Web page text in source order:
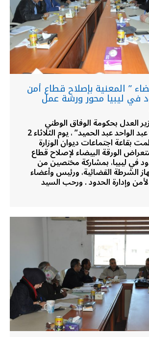
” المعنية بإصلاح قطاع أمن
في ليبيا محور ورشة عمل
العدل بحكومة الوفاق الوطني
الأستاذ “محمد عبد الواحد عبد الحميد” ، يوم الثلاثاء 2
نظمت بقاعة اجتماعات ديوان الوزارة
الورقة البيضاء لإصلاح قطاع
في ليبيا، بمشاركة مختصين من
الشرطة القضائية، ورئيس وأعضاء
وإدارة الحدود . ورحب السيد